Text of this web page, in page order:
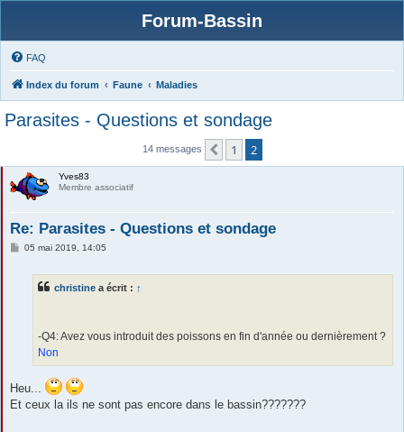
Forum-Bassin
FAQ
Index du forum Faune Maladies
Parasites - Questions et sondage
14 messages Précédente
1 2
Yves83
Membre associatif
Re: Parasites - Questions et sondage
M05 mai 2019, 14:05
christine a écrit : ↑
-Q4: Avez vous introduit des poissons en fin d'année ou dernièrement ?
Non
Heu...
Et ceux la ils ne sont pas encore dans le bassin???????